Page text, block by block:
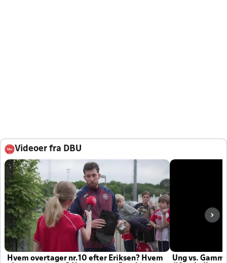
Videoer fra DBU
Hvem overtager nr.10 efter Eriksen? Hvem
Ung vs.